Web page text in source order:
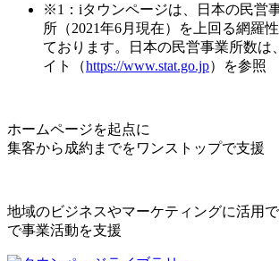
※1：iタウンページは、日本の民営
所（2021年6月現在）を上回る網羅
ております。日本の民営事業所数は
イト（https://www.stat.go.jp）を参照
ホームページを起点に
集客から成約までをワンストップで支援
地域のビジネスやマーケティングに活用
で事業活動を支援